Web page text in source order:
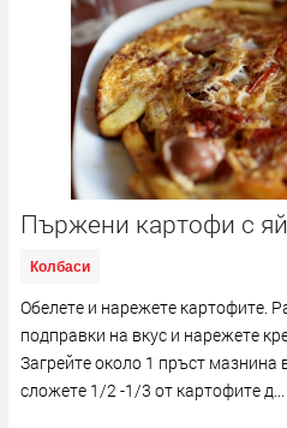
Пържени картофи с
Колбаси
Обелете и нарежете картофите.
подправки на вкус и нарежете
Загрейте около 1 пръст мазнина
сложете 1/2 -1/3 от картофите д...